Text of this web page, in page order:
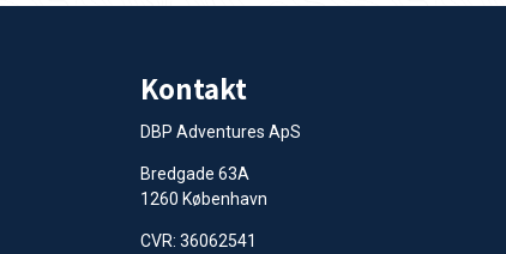
Kontakt
DBP Adventures ApS
Bredgade 63A
1260 København
CVR: 36062541